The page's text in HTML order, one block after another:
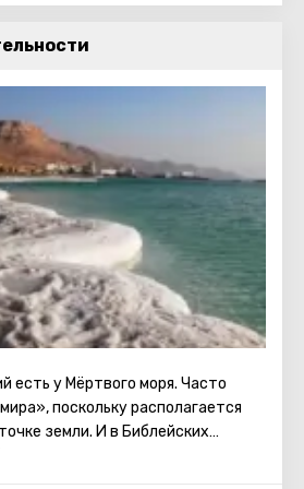
есть у Мёртвого моря. Часто
поскольку располагается
земли. И в Библейских
водоём находит